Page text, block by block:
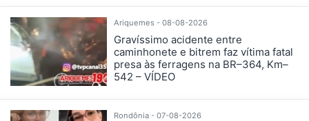
Ariquemes - 08-08-2026
Gravíssimo acidente entre
caminhonete e bitrem faz vítima fatal
presa às ferragens na BR–364, Km–
542 – VÍDEO
Rondônia - 07-08-2026